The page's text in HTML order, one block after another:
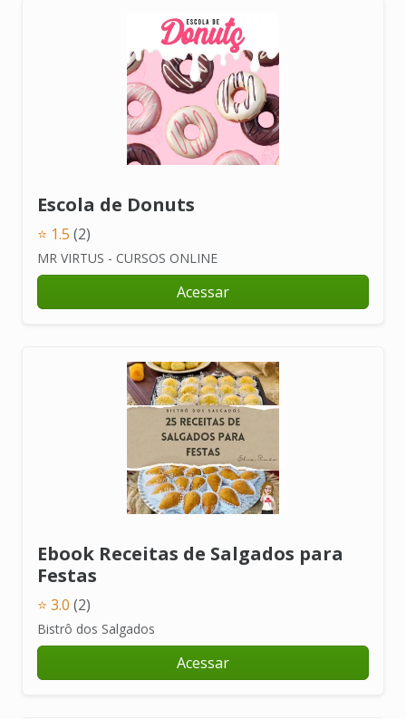
Escola de Donuts
⭐ 1.5 (2)
MR VIRTUS - CURSOS ONLINE
Acessar
Ebook Receitas de Salgados para
Festas
⭐ 3.0 (2)
Bistrô dos Salgados
Acessar